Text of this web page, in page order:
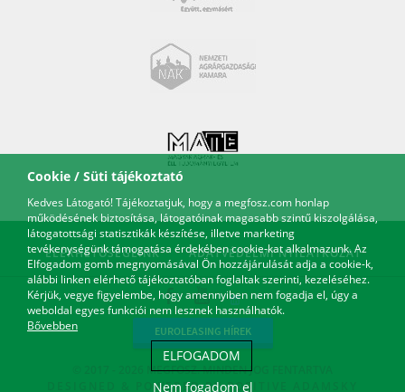
Cookie / Süti tájékoztató
Kedves Látogató! Tájékoztatjuk, hogy a megfosz.com honlap
működésének biztosítása, látogatóinak magasabb szintű kiszolgálása,
látogatottsági statisztikák készítése, illetve marketing
tevékenységünk támogatása érdekében cookie-kat alkalmazunk. Az
Elfogadom gomb megnyomásával Ön hozzájárulását adja a cookie-k,
alábbi linken elérhető tájékoztatóban foglaltak szerinti, kezeléséhez.
Kérjük, vegye figyelembe, hogy amennyiben nem fogadja el, úgy a
weboldal egyes funkciói nem lesznek használhatók.
Bővebben
ELFOGADOM
Nem fogadom el
ELÉRHETŐSÉGEINK ADATVÉDELMI NYILATKOZAT
EUROLEASING HÍREK
© 2017 - 2026 MEGFOSZ. MINDEN JOG FENTARTVA
DESIGNED & POWERED BYPOSITIVE ADAMSKY